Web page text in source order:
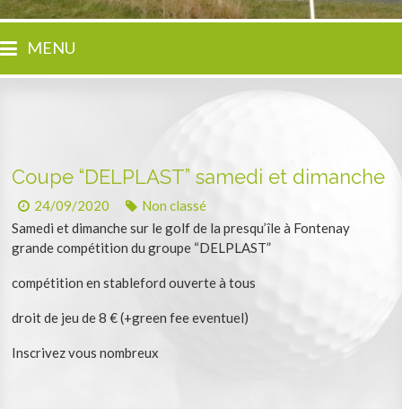
MENU
Coupe “DELPLAST” samedi et dimanche
24/09/2020
Non classé
Samedi et dimanche sur le golf de la presqu’île à Fontenay
grande compétition du groupe “DELPLAST”
compétition en stableford ouverte à tous
droit de jeu de 8 € (+green fee eventuel)
Inscrivez vous nombreux